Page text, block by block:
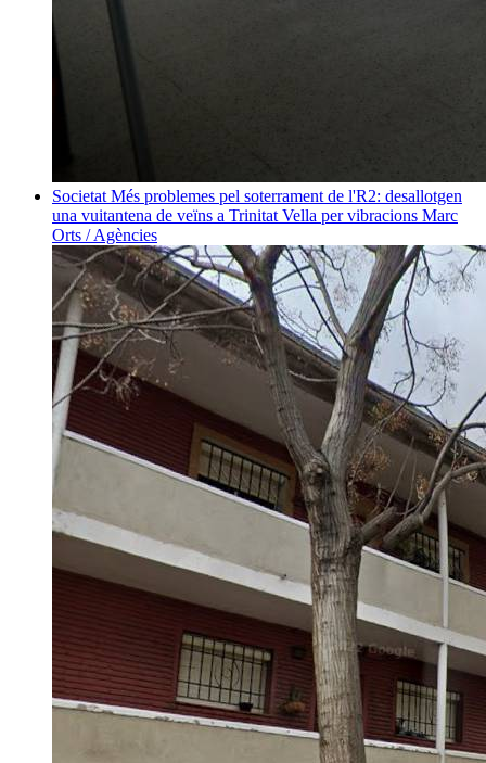
Societat Més problemes pel soterrament de l'R2: desallotgen
una vuitantena de veïns a Trinitat Vella per vibracions Marc
Orts / Agències